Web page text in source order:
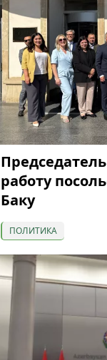
работу
Баку
ПОЛИТИКА